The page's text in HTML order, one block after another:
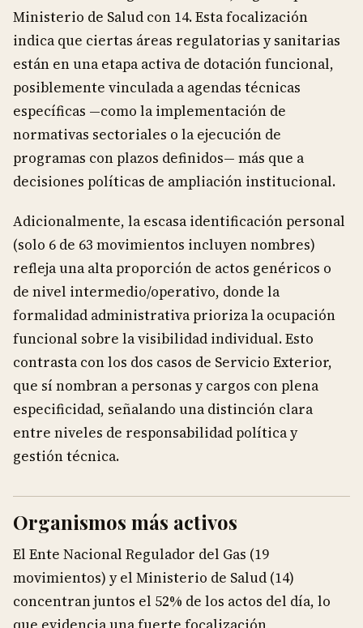
Ministerio de Salud con 14. Esta focalización
indica que ciertas áreas regulatorias y sanitarias
están en una etapa activa de dotación funcional,
posiblemente vinculada a agendas técnicas
específicas —como la implementación de
normativas sectoriales o la ejecución de
programas con plazos definidos— más que a
decisiones políticas de ampliación institucional.
Adicionalmente, la escasa identificación personal
(solo 6 de 63 movimientos incluyen nombres)
refleja una alta proporción de actos genéricos o
de nivel intermedio/operativo, donde la
formalidad administrativa prioriza la ocupación
funcional sobre la visibilidad individual. Esto
contrasta con los dos casos de Servicio Exterior,
que sí nombran a personas y cargos con plena
especificidad, señalando una distinción clara
entre niveles de responsabilidad política y
gestión técnica.
Organismos más activos
El Ente Nacional Regulador del Gas (19
movimientos) y el Ministerio de Salud (14)
concentran juntos el 52% de los actos del día, lo